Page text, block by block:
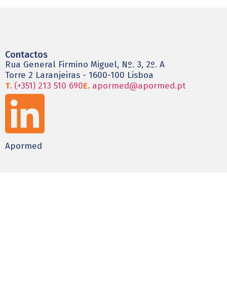
Contactos
Rua General Firmino Miguel, Nº. 3, 2º. A
Torre 2 Laranjeiras - 1600-100 Lisboa
T. (+351) 213 510 690E. apormed@apormed.pt
Apormed